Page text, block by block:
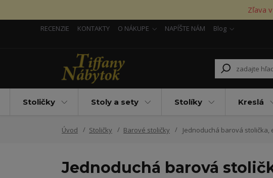
Zľava
RECENZIE KONTAKTY O NÁKUPE NAPÍŠTE NÁM
Blog
Stoličky Stoly a sety Stolíky Kreslá
Úvod Stoličky Barové stoličky Jednoduchá barová stolička,
Jednoduchá barová